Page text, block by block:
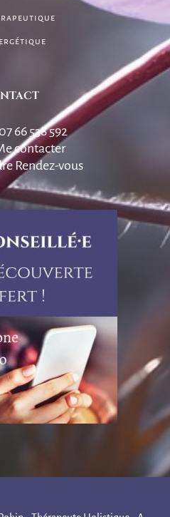
07 66 538 592
contacter
Rendez-vous